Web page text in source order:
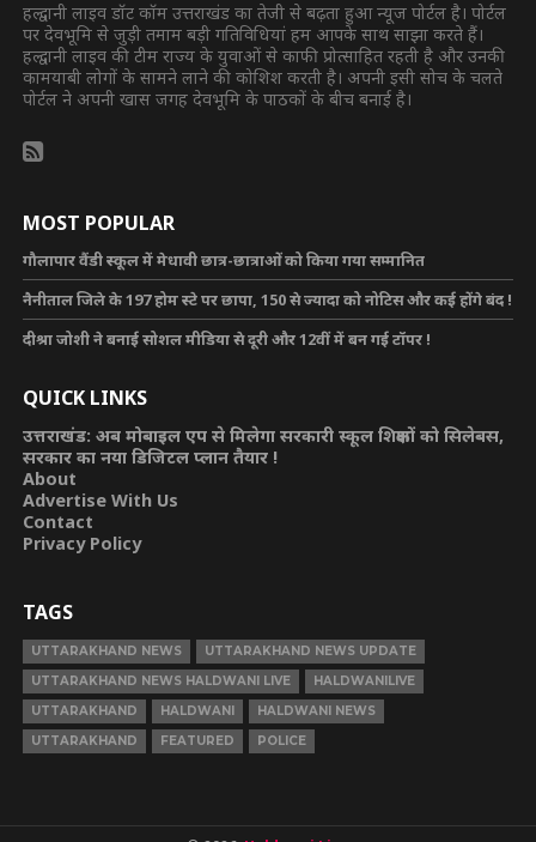
हल्द्वानी लाइव डॉट कॉम उत्तराखंड का तेजी से बढ़ता हुआ न्यूज पोर्टल है। पोर्टल
पर देवभूमि से जुड़ी तमाम बड़ी गतिविधियां हम आपके साथ साझा करते हैं।
हल्द्वानी लाइव की टीम राज्य के युवाओं से काफी प्रोत्साहित रहती है और उनकी
कामयाबी लोगों के सामने लाने की कोशिश करती है। अपनी इसी सोच के चलते
पोर्टल ने अपनी खास जगह देवभूमि के पाठकों के बीच बनाई है।
MOST POPULAR
गौलापार वैंडी स्कूल में मेधावी छात्र-छात्राओं को किया गया सम्मानित
नैनीताल जिले के 197 होम स्टे पर छापा, 150 से ज्यादा को नोटिस और कई होंगे बंद !
दीश्रा जोशी ने बनाई सोशल मीडिया से दूरी और 12वीं में बन गई टॉपर !
QUICK LINKS
उत्तराखंड: अब मोबाइल एप से मिलेगा सरकारी स्कूल शिक्षकों को सिलेबस,
सरकार का नया डिजिटल प्लान तैयार !
About
Advertise With Us
Contact
Privacy Policy
TAGS
UTTARAKHAND NEWS
UTTARAKHAND NEWS UPDATE
UTTARAKHAND NEWS HALDWANI LIVE
HALDWANILIVE
UTTARAKHAND
HALDWANI
HALDWANI NEWS
UTTARAKHAND
FEATURED POLICE